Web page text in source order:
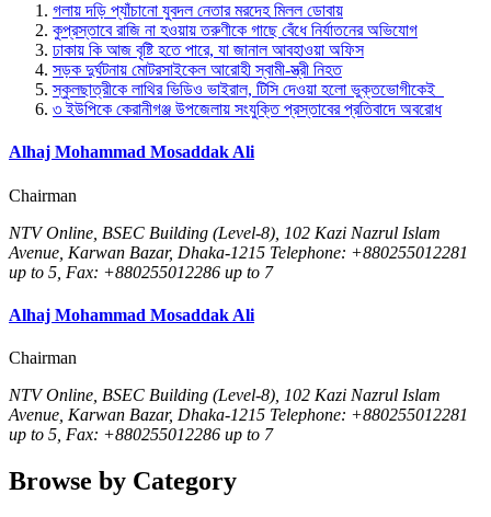
গলায় দড়ি প্যাঁচানো যুবদল নেতার মরদেহ মিলল ডোবায়
কুপ্রস্তাবে রাজি না হওয়ায় তরুণীকে গাছে বেঁধে নির্যাতনের অভিযোগ
ঢাকায় কি আজ বৃষ্টি হতে পারে, যা জানাল আবহাওয়া অফিস
সড়ক দুর্ঘটনায় মোটরসাইকেল আরোহী স্বামী-স্ত্রী নিহত
স্কুলছাত্রীকে লাথির ভিডিও ভাইরাল, টিসি দেওয়া হলো ভুক্তভোগীকেই
৩ ইউপিকে কেরানীগঞ্জ উপজেলায় সংযুক্তি প্রস্তাবের প্রতিবাদে অবরোধ
Alhaj Mohammad Mosaddak Ali
Chairman
NTV Online, BSEC Building (Level-8), 102 Kazi Nazrul Islam
Avenue, Karwan Bazar, Dhaka-1215 Telephone: +880255012281
up to 5, Fax: +880255012286 up to 7
Alhaj Mohammad Mosaddak Ali
Chairman
NTV Online, BSEC Building (Level-8), 102 Kazi Nazrul Islam
Avenue, Karwan Bazar, Dhaka-1215 Telephone: +880255012281
up to 5, Fax: +880255012286 up to 7
Browse by Category